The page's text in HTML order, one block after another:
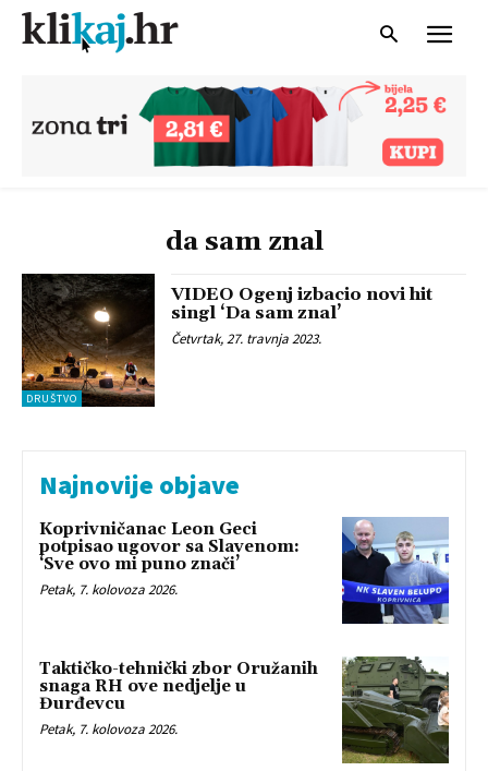
da sam znal
DRUŠTVO
VIDEO Ogenj izbacio novi hit
singl ‘Da sam znal’
Četvrtak, 27. travnja 2023.
Najnovije objave
Koprivničanac Leon Geci
potpisao ugovor sa Slavenom:
‘Sve ovo mi puno znači’
Petak, 7. kolovoza 2026.
Taktičko-tehnički zbor Oružanih
snaga RH ove nedjelje u
Đurđevcu
Petak, 7. kolovoza 2026.